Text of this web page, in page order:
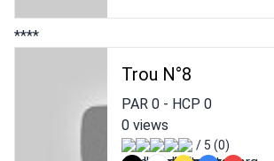
****
Trou N°8
PAR 0- HCP 0
0 views
/ 5 (0)